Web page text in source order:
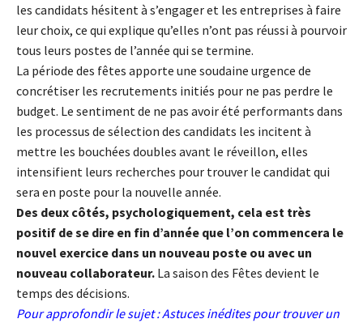
les candidats hésitent à s’engager et les entreprises à faire
leur choix, ce qui explique qu’elles n’ont pas réussi à pourvoir
tous leurs postes de l’année qui se termine.
La période des fêtes apporte une soudaine urgence de
concrétiser les recrutements initiés pour ne pas perdre le
budget. Le sentiment de ne pas avoir été performants dans
les processus de sélection des candidats les incitent à
mettre les bouchées doubles avant le réveillon, elles
intensifient leurs recherches pour trouver le candidat qui
sera en poste pour la nouvelle année.
Des deux côtés, psychologiquement, cela est très
positif de se dire en fin d’année que l’on commencera le
nouvel exercice dans un nouveau poste ou avec un
nouveau collaborateur. La saison des Fêtes devient le
temps des décisions.
Pour approfondir le sujet :Astuces inédites pour trouver un